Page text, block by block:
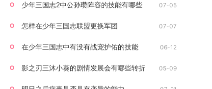
少年三国志2中公孙瓒阵容的技能有哪些 07-05
怎样在少年三国志联盟更换军团 07-07
在少年三国志中有没有战宠护佑的技能 06-12
影之刃三沐小葵的剧情发展会有哪些转折 05-09